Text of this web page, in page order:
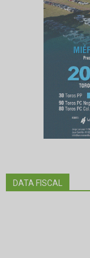
DATA FISCAL